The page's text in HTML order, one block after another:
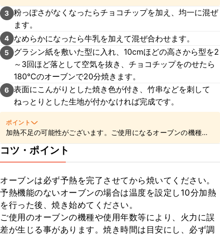
3 粉っぽさがなくなったらチョコチップを加え、均一に混ぜ
ます。
4 なめらかになったら牛乳を加えて混ぜ合わせます。
5
グラシン紙を敷いた型に入れ、10cmほどの高さから型を2
～3回ほど落として空気を抜き、チョコチップをのせたら
180℃のオーブンで20分焼きます。
6 表面にこんがりとした焼き色が付き、竹串などを刺して
ねっとりとした生地が付かなければ完成です。
ポイント
加熱不足の可能性がございます。ご使用になるオーブンの機種に
よって加熱具合が異なるため、竹串を刺して粘り気のある生地が
つかなくなるまで加熱時間をご調節ください。
コツ・ポイント
オーブンは必ず予熱を完了させてから焼いてください。
予熱機能のないオーブンの場合は温度を設定し10分加熱
を行った後、焼き始めてください。
ご使用のオーブンの機種や使用年数等により、火力に誤
差が生じる事があります。焼き時間は目安にし、必ず調